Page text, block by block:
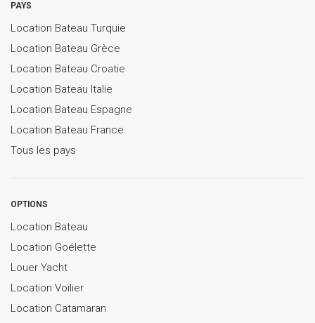
PAYS
Location Bateau Turquie
Location Bateau Grèce
Location Bateau Croatie
Location Bateau Italie
Location Bateau Espagne
Location Bateau France
Tous les pays
OPTIONS
Location Bateau
Location Goélette
Louer Yacht
Location Voilier
Location Catamaran